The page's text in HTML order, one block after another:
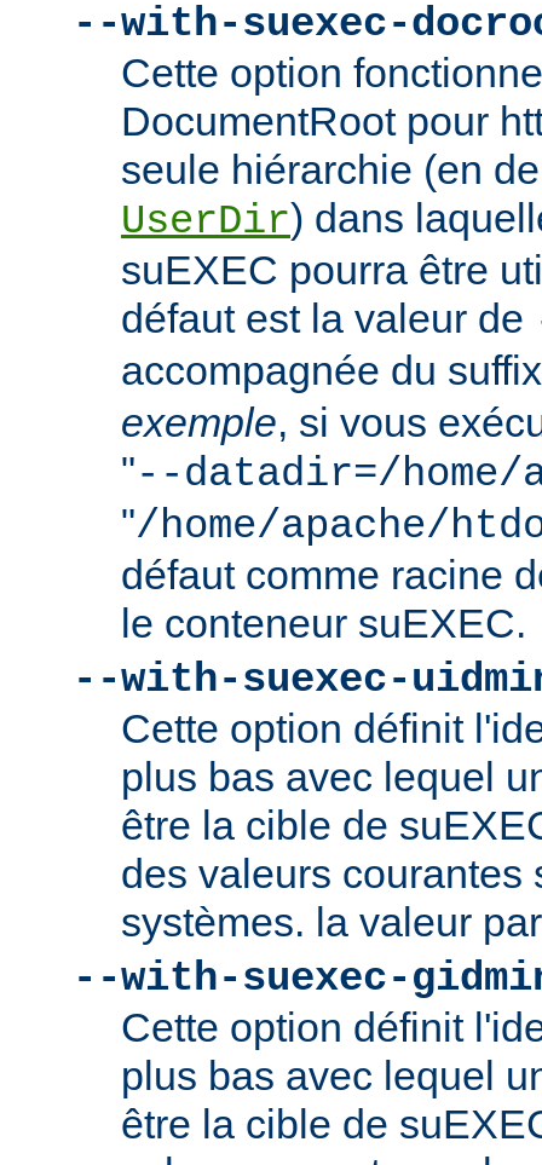
--with-suexec-
Cette option
DocumentRoot pour
seule hiérarchie (en
UserDir) dans
suEXEC pourra être
défaut est la valeur de
accompagnée du
exemple, si vous
"--datadir=/home/
"/home/apache/
défaut comme racine
le conteneur suEXEC.
--with-suexec-
Cette option définit
plus bas avec lequel
être la cible de
des valeurs courantes
systèmes. la valeur
--with-suexec-
Cette option définit
plus bas avec lequel
être la cible de